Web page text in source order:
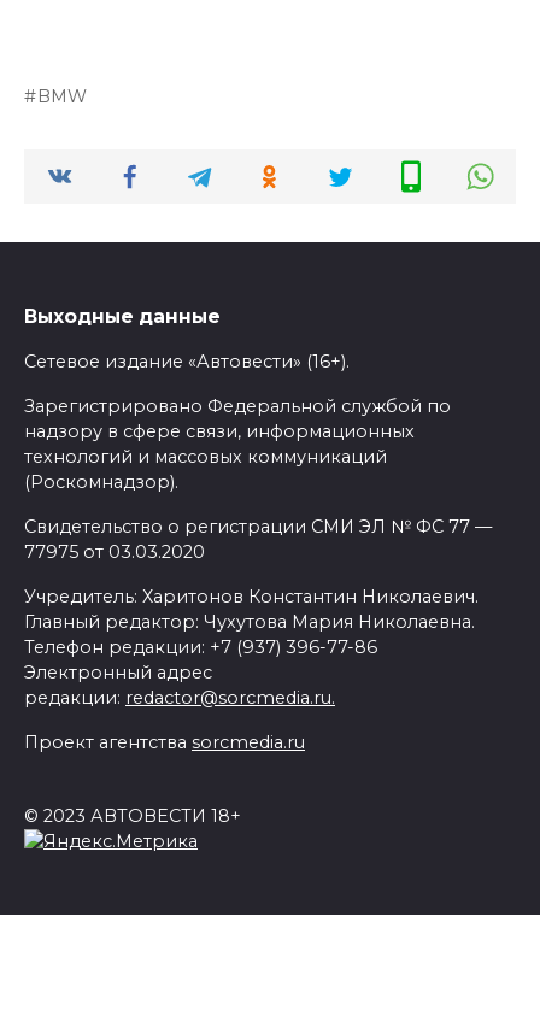
BMW
Выходные данные
Сетевое издание «Автовести» (16+).
Зарегистрировано Федеральной службой по
надзору в сфере связи, информационных
технологий и массовых коммуникаций
(Роскомнадзор).
Свидетельство о регистрации СМИ ЭЛ № ФС 77 —
77975 от 03.03.2020
Учредитель: Харитонов Константин Николаевич.
Главный редактор: Чухутова Мария Николаевна.
Телефон редакции: +7 (937) 396-77-86
Электронный адрес
редакции: redactor@sorcmedia.ru.
Проект агентства sorcmedia.ru
© 2023 АВТОВЕСТИ 18+